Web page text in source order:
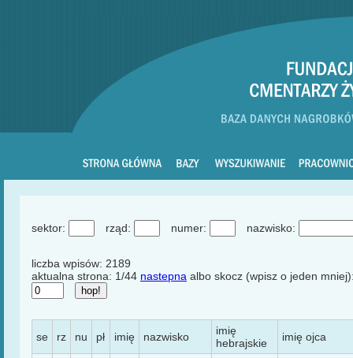
sektor: rząd: numer: nazwisko:
liczba wpisów: 2189
aktualna strona: 1/44 nastepna albo skocz (wpisz o jeden
se rz nu pł imię nazwisko
imię
hebrajskie
imię ojca